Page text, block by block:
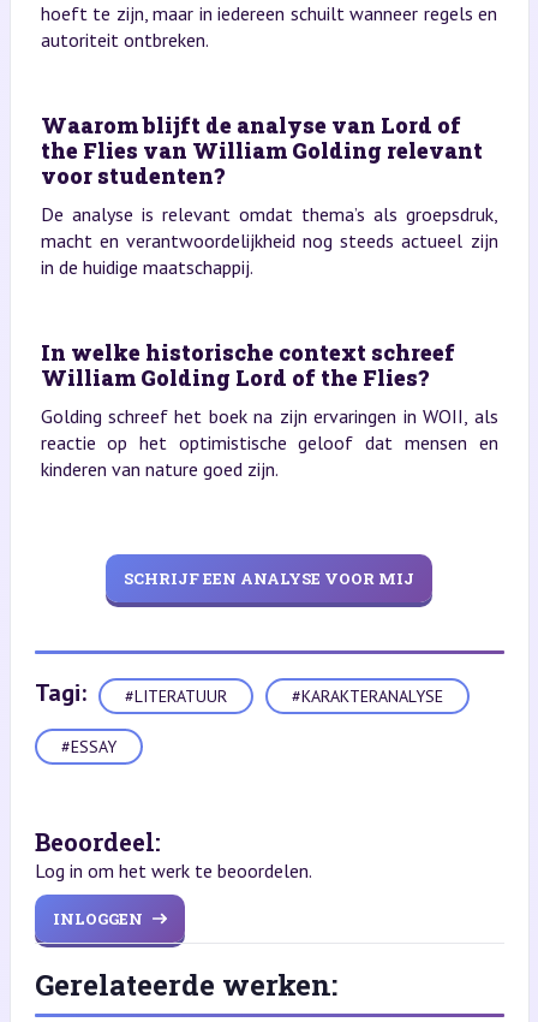
hoeft te zijn, maar in iedereen schuilt wanneer regels en
autoriteit ontbreken.
Waarom blijft de analyse van Lord of
the Flies van William Golding relevant
voor studenten?
De analyse is relevant omdat thema’s als groepsdruk,
macht en verantwoordelijkheid nog steeds actueel zijn
in de huidige maatschappij.
In welke historische context schreef
William Golding Lord of the Flies?
Golding schreef het boek na zijn ervaringen in WOII, als
reactie op het optimistische geloof dat mensen en
kinderen van nature goed zijn.
SCHRIJF EEN ANALYSE VOOR MIJ
Tagi: #LITERATUUR #KARAKTERANALYSE
#ESSAY
Beoordeel:
Log in om het werk te beoordelen.
INLOGGEN
Gerelateerde werken: